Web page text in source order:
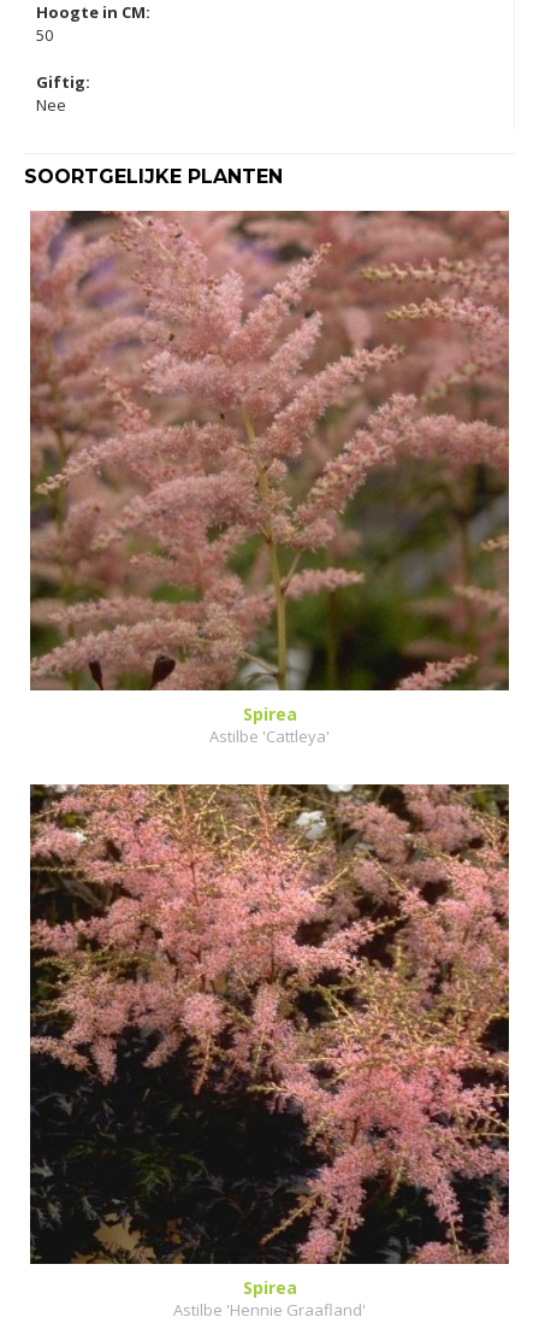
Hoogte in CM:
50
Giftig:
Nee
SOORTGELIJKE PLANTEN
Spirea
Astilbe 'Cattleya'
Spirea
Astilbe 'Hennie Graafland'